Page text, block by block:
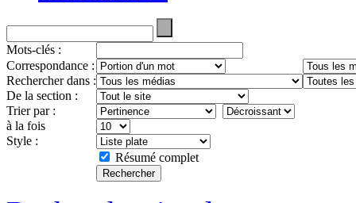
Mots-clés :
Correspondance :
Rechercher dans :
De la section :
Trier par :
à la fois
Style :
Résumé complet